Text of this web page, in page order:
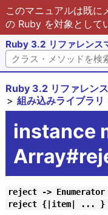
このマニュアルは既に
の Ruby を対象として
Ruby 3.2 リファレンス
Ruby 3.2 リファレン
組み込みライブラリ
instance
reject -> Enumerator
reject {|item| ... }